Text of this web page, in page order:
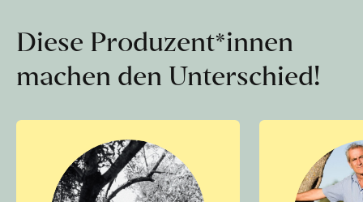
Diese Produzent*innen
machen den Unterschied!